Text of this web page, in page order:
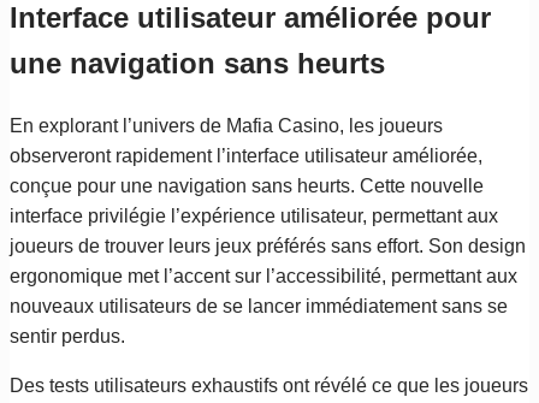
Interface utilisateur améliorée pour
une navigation sans heurts
En explorant l’univers de Mafia Casino, les joueurs
observeront rapidement l’interface utilisateur améliorée,
conçue pour une navigation sans heurts. Cette nouvelle
interface privilégie l’expérience utilisateur, permettant aux
joueurs de trouver leurs jeux préférés sans effort. Son design
ergonomique met l’accent sur l’accessibilité, permettant aux
nouveaux utilisateurs de se lancer immédiatement sans se
sentir perdus.
Des tests utilisateurs exhaustifs ont révélé ce que les joueurs